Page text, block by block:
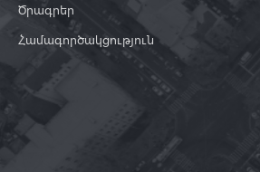
Ծրագրեր
Համագործակցություն